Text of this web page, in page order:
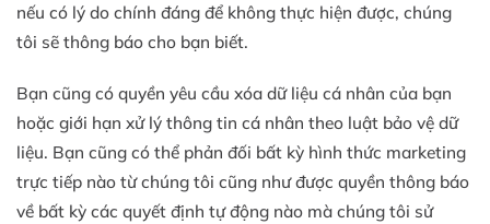
nếu có lý do chính đáng để không thực hiện được, chúng
tôi sẽ thông báo cho bạn biết.
Bạn cũng có quyền yêu cầu xóa dữ liệu cá nhân của bạn
hoặc giới hạn xử lý thông tin cá nhân theo luật bảo vệ dữ
liệu. Bạn cũng có thể phản đối bất kỳ hình thức marketing
trực tiếp nào từ chúng tôi cũng như được quyền thông báo
về bất kỳ các quyết định tự động nào mà chúng tôi sử